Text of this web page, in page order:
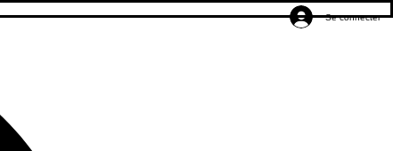
Se connecter